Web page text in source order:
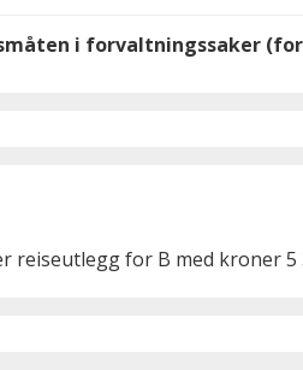
i forvaltningssaker
reiseutlegg for B med kroner 5